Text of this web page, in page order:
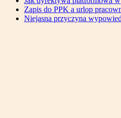
Zapis do PPK a urlop
Niejasna przyczyna